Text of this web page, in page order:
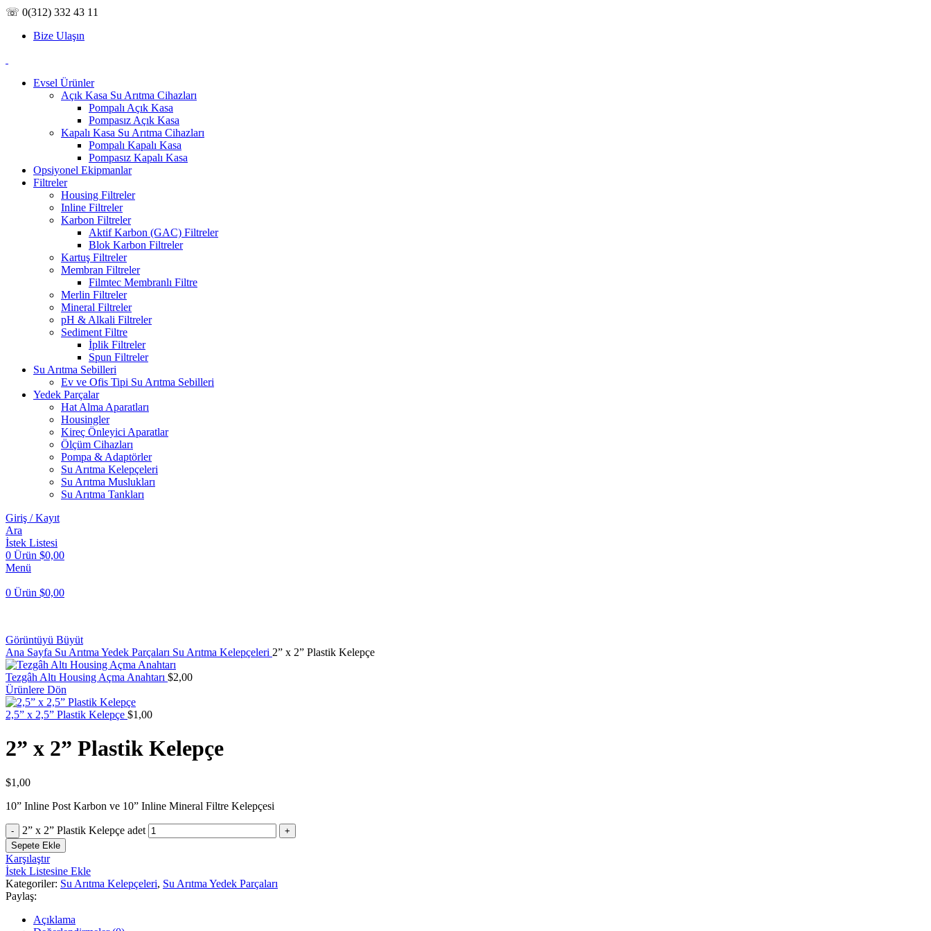
☏ 0(312) 332 43 11
Bize Ulaşın
Evsel Ürünler
Açık Kasa Su Arıtma Cihazları
Pompalı Açık Kasa
Pompasız Açık Kasa
Kapalı Kasa Su Arıtma Cihazları
Pompalı Kapalı Kasa
Pompasız Kapalı Kasa
Opsiyonel Ekipmanlar
Filtreler
Housing Filtreler
Inline Filtreler
Karbon Filtreler
Aktif Karbon (GAC) Filtreler
Blok Karbon Filtreler
Kartuş Filtreler
Membran Filtreler
Filmtec Membranlı Filtre
Merlin Filtreler
Mineral Filtreler
pH & Alkali Filtreler
Sediment Filtre
İplik Filtreler
Spun Filtreler
Su Arıtma Sebilleri
Ev ve Ofis Tipi Su Arıtma Sebilleri
Yedek Parçalar
Hat Alma Aparatları
Housingler
Kireç Önleyici Aparatlar
Ölçüm Cihazları
Pompa & Adaptörler
Su Arıtma Kelepçeleri
Su Arıtma Muslukları
Su Arıtma Tankları
Giriş / Kayıt
Ara
İstek Listesi
0 Ürün $0,00
Menü
0 Ürün $0,00
Görüntüyü Büyüt
Ana Sayfa Su Arıtma Yedek Parçaları Su Arıtma Kelepçeleri 2” x 2” Plastik Kelepçe
Tezgâh Altı Housing Açma Anahtarı $2,00
Ürünlere Dön
2,5” x 2,5” Plastik Kelepçe $1,00
2” x 2” Plastik Kelepçe
$1,00
10” Inline Post Karbon ve 10” Inline Mineral Filtre Kelepçesi
2” x 2” Plastik Kelepçe adet
Sepete Ekle
Karşılaştır
İstek Listesine Ekle
Kategoriler: Su Arıtma Kelepçeleri, Su Arıtma Yedek Parçaları
Paylaş:
Açıklama